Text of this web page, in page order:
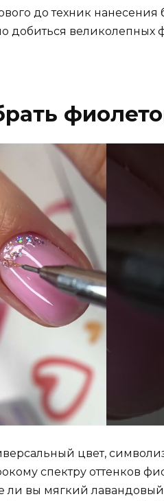
до техник нанесения
добиться великолепных
цвет,
спектру оттенков
ли вы мягкий